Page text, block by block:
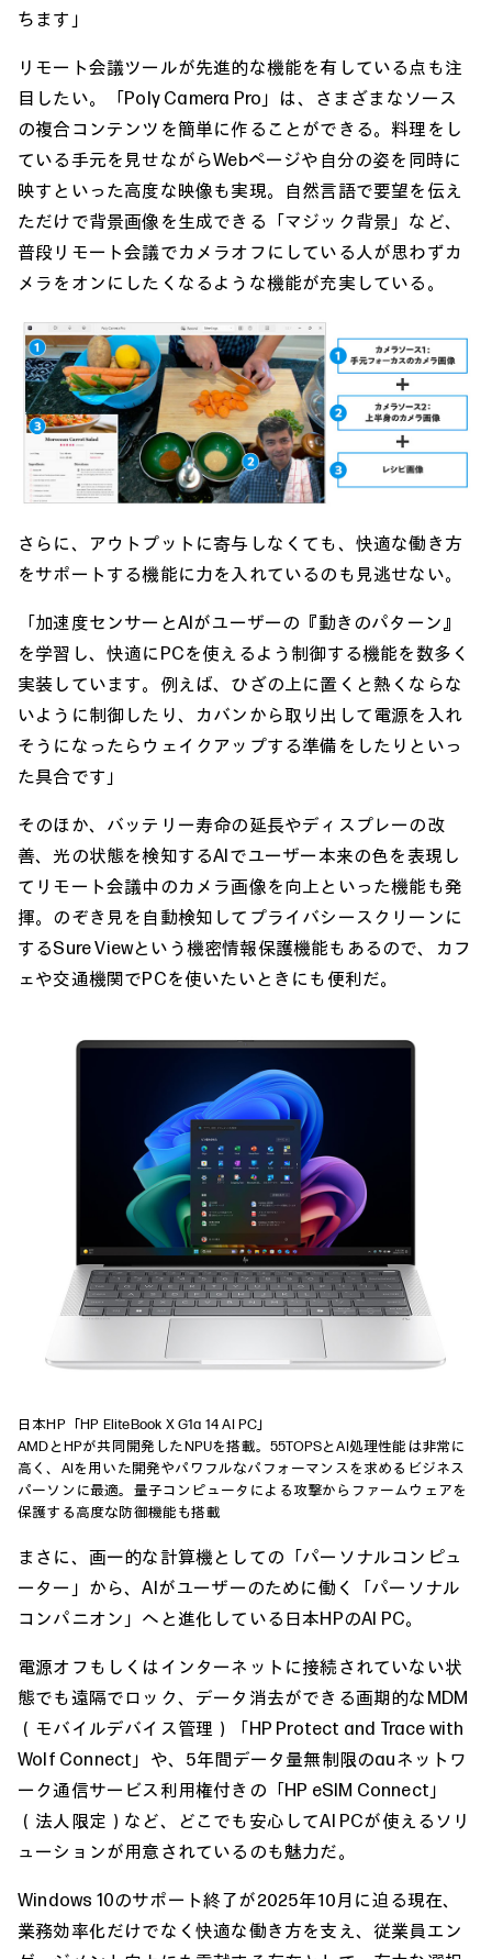
ちます」
リモート会議ツールが先進的な機能を有している点も注
目したい。「Poly Camera Pro」は、さまざまなソース
の複合コンテンツを簡単に作ることができる。料理をし
ている手元を見せながらWebページや自分の姿を同時に
映すといった高度な映像も実現。自然言語で要望を伝え
ただけで背景画像を生成できる「マジック背景」など、
普段リモート会議でカメラオフにしている人が思わずカ
メラをオンにしたくなるような機能が充実している。
さらに、アウトプットに寄与しなくても、快適な働き方
をサポートする機能に力を入れているのも見逃せない。
「加速度センサーとAIがユーザーの『動きのパターン』
を学習し、快適にPCを使えるよう制御する機能を数多く
実装しています。例えば、ひざの上に置くと熱くならな
いように制御したり、カバンから取り出して電源を入れ
そうになったらウェイクアップする準備をしたりといっ
た具合です」
そのほか、バッテリー寿命の延長やディスプレーの改
善、光の状態を検知するAIでユーザー本来の色を表現し
てリモート会議中のカメラ画像を向上といった機能も発
揮。のぞき見を自動検知してプライバシースクリーンに
するSure Viewという機密情報保護機能もあるので、カフ
ェや交通機関でPCを使いたいときにも便利だ。
日本HP「HP EliteBook X G1a 14 AI PC」
AMDとHPが共同開発したNPUを搭載。55TOPSとAI処理性能は非常に
高く、AIを用いた開発やパワフルなパフォーマンスを求めるビジネス
パーソンに最適。量子コンピュータによる攻撃からファームウェアを
保護する高度な防御機能も搭載
まさに、画一的な計算機としての「パーソナルコンピュ
ーター」から、AIがユーザーのために働く「パーソナル
コンパニオン」へと進化している日本HPのAI PC。
電源オフもしくはインターネットに接続されていない状
態でも遠隔でロック、データ消去ができる画期的なMDM
（モバイルデバイス管理）「HP Protect and Trace with
Wolf Connect」や、5年間データ量無制限のauネットワ
ーク通信サービス利用権付きの「HP eSIM Connect」
（法人限定）など、どこでも安心してAI PCが使えるソリ
ューションが用意されているのも魅力だ。
Windows 10のサポート終了が2025年10月に迫る現在、
業務効率化だけでなく快適な働き方を支え、従業員エン